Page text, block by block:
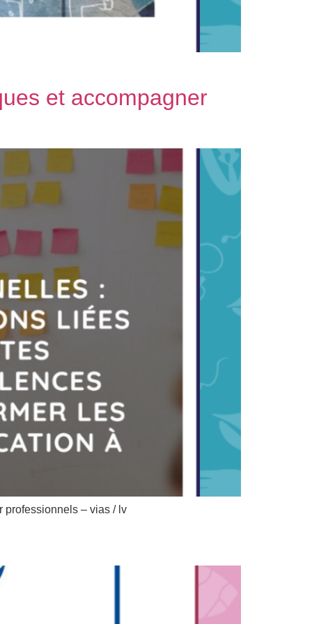
et accompagner
professionnels – vias / lv